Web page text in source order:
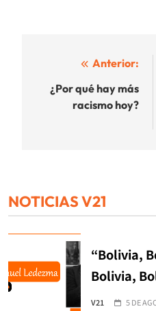
Navegación
de
entradas
Anterior:
¿Por qué hay más
racismo hoy?
NOTICIAS V21
“Bolivia,
Bolivia,
V21 5 DE